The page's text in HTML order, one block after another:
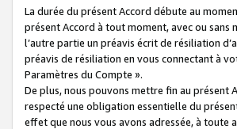
La durée du présent Accord débute au
présent Accord à tout moment, avec ou
l’autre partie un préavis écrit de résiliation
préavis de résiliation en vous connectant à
Paramètres du Compte ».
De plus, nous pouvons mettre fin au présent
respecté une obligation essentielle du
effet que nous vous avons adressée, à